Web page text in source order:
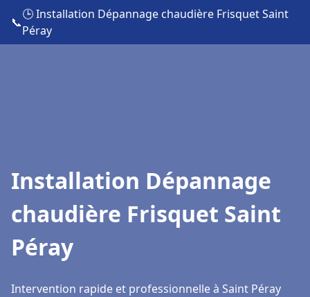
📞
🕒 Installation Dépannage chaudière Frisquet Saint
Péray
Installation Dépannage
chaudière Frisquet Saint
Péray
Intervention rapide et professionnelle à Saint Péray